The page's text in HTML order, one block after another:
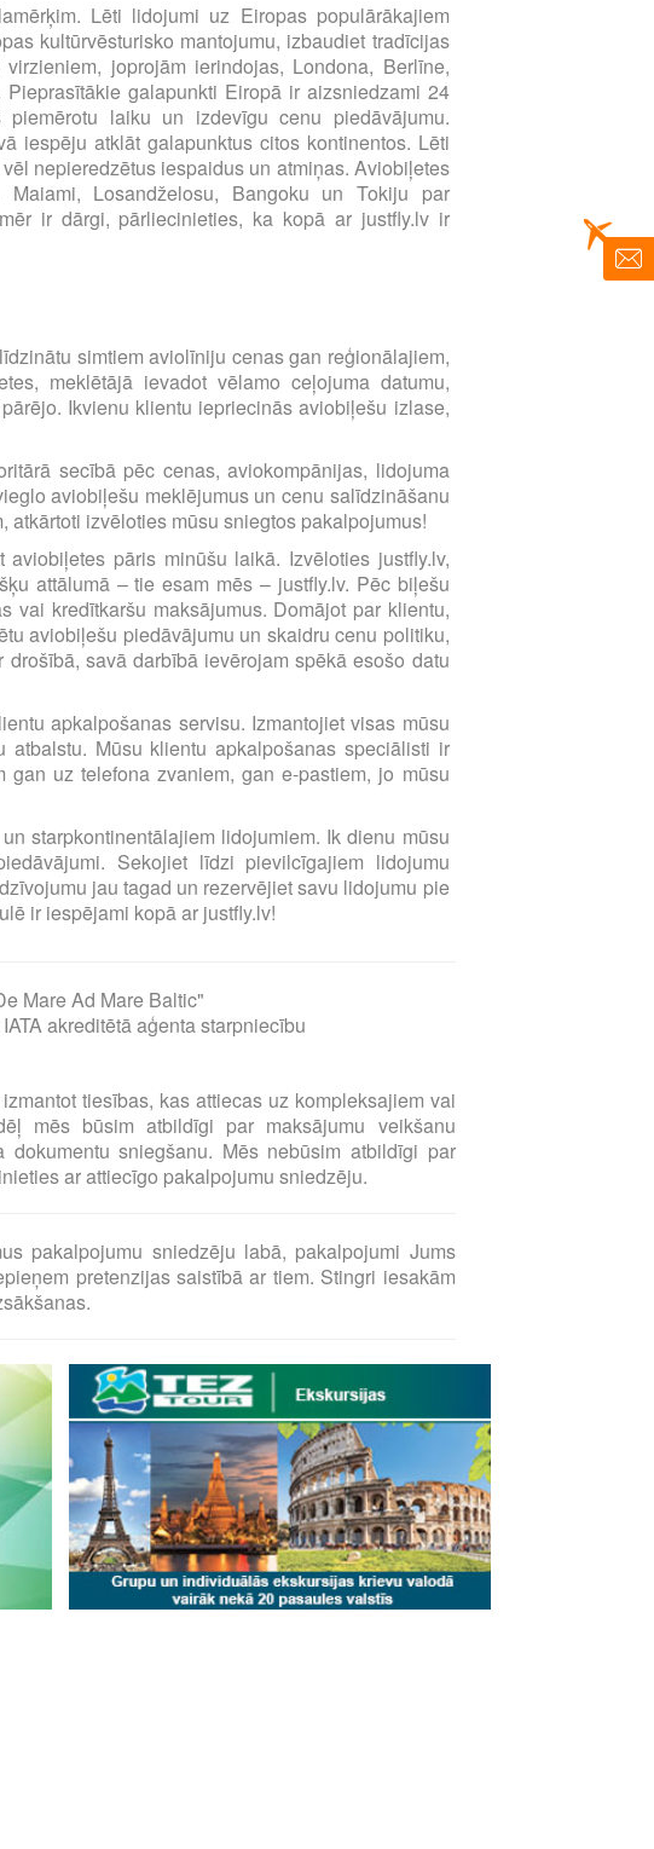
Lēti lidojumi uz Eiropas populārākajiem
kultūrvēsturisko mantojumu, izbaudiet tradīcijas
joprojām ierindojas, Londona, Berlīne,
galapunkti Eiropā ir aizsniedzami 24
laiku un izdevīgu cenu piedāvājumu.
iespēju atklāt galapunktus citos kontinentos. Lēti
nepieredzētus iespaidus un atmiņas. Aviobiļetes
Losandželosu, Bangoku un Tokiju par
ir dārgi, pārliecinieties, ka kopā ar justfly.lv ir
simtiem aviolīniju cenas gan reģionālajiem,
meklētājā ievadot vēlamo ceļojuma datumu,
Ikvienu klientu iepriecinās aviobiļešu izlase,
secībā pēc cenas, aviokompānijas, lidojuma
aviobiļešu meklējumus un cenu salīdzināšanu
izvēloties mūsu sniegtos pakalpojumus!
pāris minūšu laikā. Izvēloties justfly.lv,
attālumā – tie esam mēs – justfly.lv. Pēc biļešu
vai kredītkaršu maksājumus. Domājot par klientu,
aviobiļešu piedāvājumu un skaidru cenu politiku,
savā darbībā ievērojam spēkā esošo datu
apkalpošanas servisu. Izmantojiet visas mūsu
Mūsu klientu apkalpošanas speciālisti ir
uz telefona zvaniem, gan e-pastiem, jo mūsu
starpkontinentālajiem lidojumiem. Ik dienu mūsu
Sekojiet līdzi pievilcīgajiem lidojumu
jau tagad un rezervējiet savu lidojumu pie
ir iespējami kopā ar justfly.lv!
Mare Ad Mare Baltic"
akreditētā aģenta starpniecību
tiesības, kas attiecas uz kompleksajiem vai
mēs būsim atbildīgi par maksājumu veikšanu
sniegšanu. Mēs nebūsim atbildīgi par
ar attiecīgo pakalpojumu sniedzēju.
pakalpojumu sniedzēju labā, pakalpojumi Jums
pretenzijas saistībā ar tiem. Stingri iesakām